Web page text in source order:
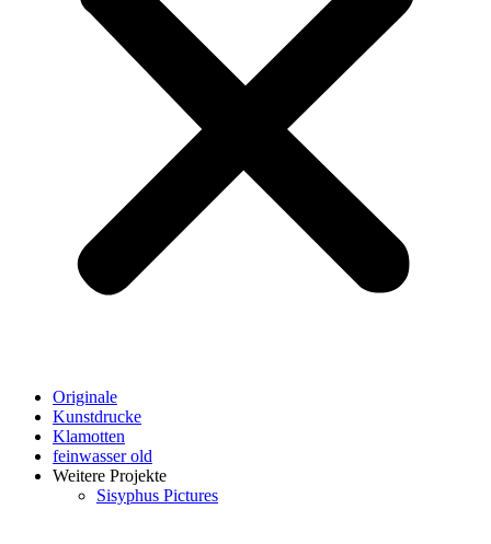
Originale
Kunstdrucke
Klamotten
feinwasser old
Weitere Projekte
Sisyphus Pictures